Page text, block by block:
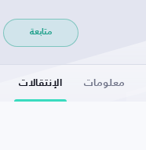
متابعة
معلومات الإنتقالات